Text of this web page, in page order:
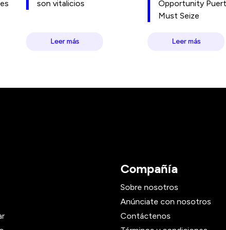
son vitalicios
Leer más
Opportunity
Must Seize
Leer más
Compañía
Sobre nosotros
Anúnciate con nosotros
Contáctenos